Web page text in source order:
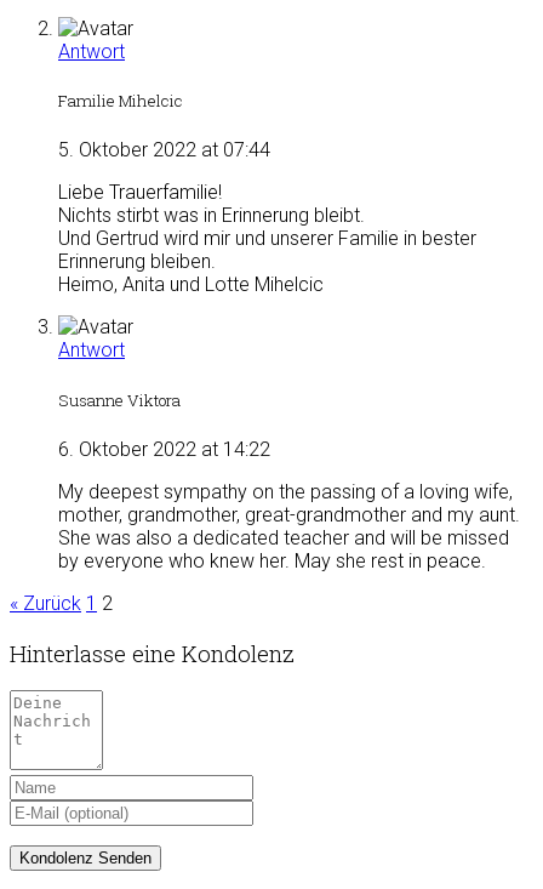
Antwort
Familie Mihelcic
5. Oktober 2022 at 07:44
Liebe Trauerfamilie!
Nichts stirbt was in Erinnerung bleibt.
Und Gertrud wird mir und unserer Familie in bester
Erinnerung bleiben.
Heimo, Anita und Lotte Mihelcic
Antwort
Susanne Viktora
6. Oktober 2022 at 14:22
My deepest sympathy on the passing of a loving wife,
mother, grandmother, great-grandmother and my aunt.
She was also a dedicated teacher and will be missed
by everyone who knew her. May she rest in peace.
« Zurück 1 2
Hinterlasse eine Kondolenz